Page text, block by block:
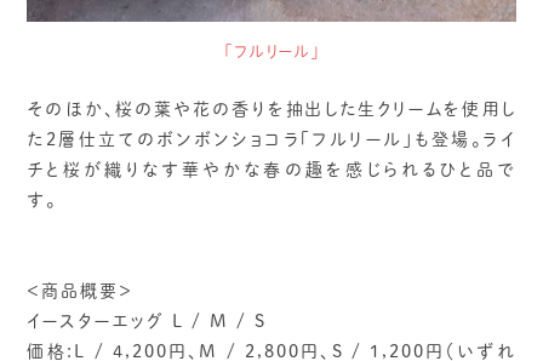
「フルリール」
そのほか、桜の葉や花の香りを抽出した生クリームを使用し
た2層仕立てのボンボンショコラ「フルリール」も登場。ライ
チと桜が織りなす華やかな春の趣を感じられるひと品で
す。
＜商品概要＞
イースターエッグ L / M / S
価格:L / 4,200円、M / 2,800円、S / 1,200円（いずれ